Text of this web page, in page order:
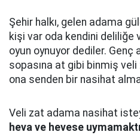
Şehir halkı, gelen adama
kişi var oda kendini
oyun oynuyor dediler. Genç
sopasına at gibi binmiş veli
ona senden bir nasihat
Veli zat adama nasihat
heva ve hevese